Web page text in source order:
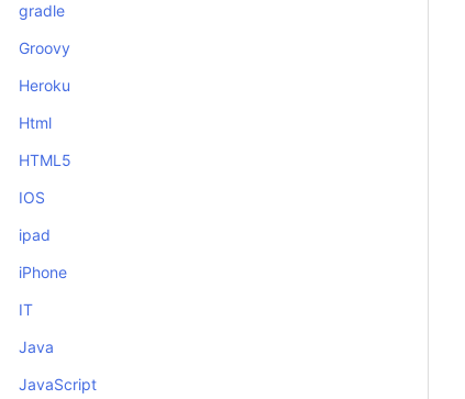
gradle
Groovy
Heroku
Html
HTML5
IOS
ipad
iPhone
IT
Java
JavaScript